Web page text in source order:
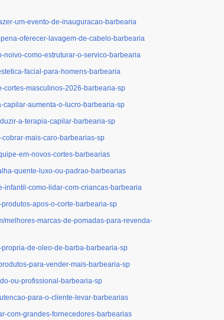
um-evento-de-inauguracao-barbearia
oferecer-lavagem-de-cabelo-barbearia
noivo-como-estruturar-o-servico-barbearia
facial-para-homens-barbearia
cortes-masculinos-2026-barbearia-sp
capilar-aumenta-o-lucro-barbearia-sp
a-terapia-capilar-barbearia-sp
mais-caro-barbearias-sp
em-novos-cortes-barbearias
quente-luxo-ou-padrao-barbearias
infantil-como-lidar-com-criancas-barbearia
apos-o-corte-barbearia-sp
melhores-marcas-de-pomadas-para-revenda-
de-oleo-de-barba-barbearia-sp
para-vender-mais-barbearia-sp
ou-profissional-barbearia-sp
para-o-cliente-levar-barbearias
com-grandes-fornecedores-barbearias